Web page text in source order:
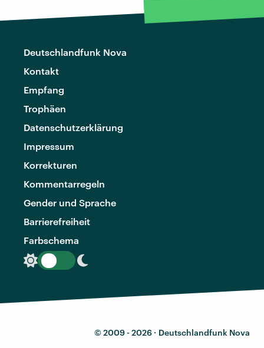
Deutschlandfunk Nova
Kontakt
Empfang
Trophäen
Datenschutzerklärung
Impressum
Korrekturen
Kommentarregeln
Gender und Sprache
Barrierefreiheit
Farbschema
© 2009 - 2026 · Deutschlandfunk Nova